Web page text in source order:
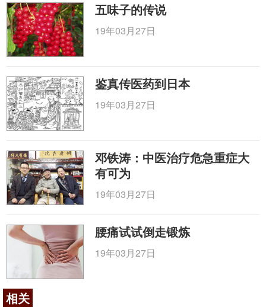
五味子的传说
19年03月27日
鉴真传医药到日本
19年03月27日
邓铁涛：中医治疗危急重症大
有可为
19年03月27日
腰痛试试倒走锻炼
19年03月27日
相关